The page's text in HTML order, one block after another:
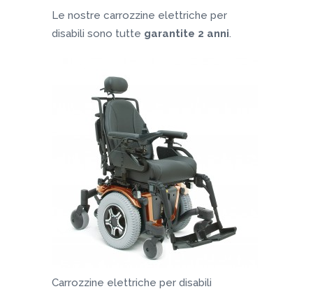
Le nostre carrozzine elettriche per
disabili sono tutte garantite 2 anni.
Carrozzine elettriche per disabili